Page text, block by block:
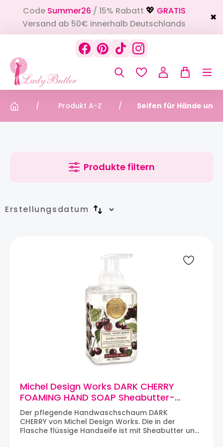
springen
CodeSummer26 / 15% Rabatt 💖 GRATIS
Versand ab 50€ innerhalb Deutschlands
✖
Produkt A-Z Seifen für Hände und
Produkte filtern
Erstellungsdatum
Michel Design Works DARK CHERRY
FOAMING HAND SOAP Sheabutter-
Handseife Schaumseife (530ml)
Der pflegende Handwaschschaum DARK
CHERRY von Michel Design Works. Die in der
Flasche flüssige Handseife ist mit Sheabutter und